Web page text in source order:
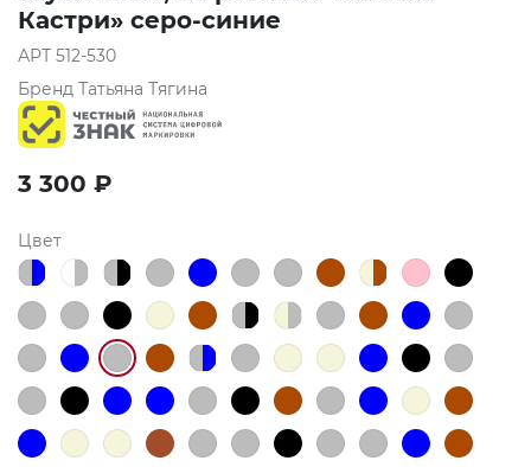
Кастри» серо-синие
АРТ 512-530
Бренд Татьяна Тягина
3 300 ₽
Цвет